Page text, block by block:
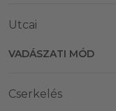
Utcai
VADÁSZATI MÓD
Cserkelés